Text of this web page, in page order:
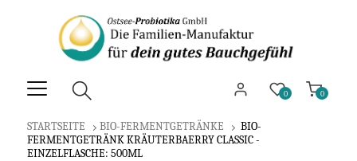
0
0
STARTSEITE BIO-FERMENTGETRÄNKE
BIO-
FERMENTGETRÄNK KRÄUTERBAERRY CLASSIC -
EINZELFLASCHE: 500ML